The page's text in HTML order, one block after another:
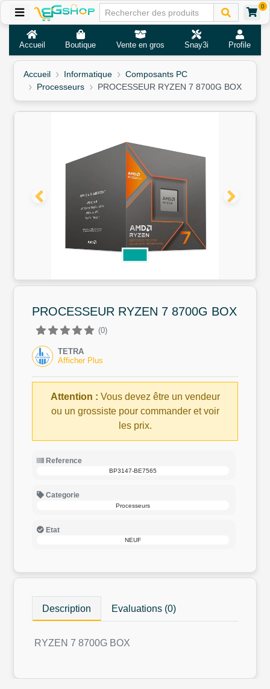
0
Accueil Boutique Vente en gros Snay3i Profile
Accueil Informatique
Composants PC
Processeurs
PROCESSEUR RYZEN 7 8700G BOX
PROCESSEUR RYZEN 7 8700G BOX
(0)
TETRA
Afficher Plus
Attention : Vous devez être un vendeur
ou un grossiste pour commander et voir
les prix.
Reference
BP3147-BE7565
Categorie
Processeurs
Etat
NEUF
Description Evaluations (0)
RYZEN 7 8700G BOX